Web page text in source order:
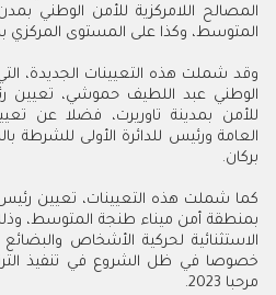
المصالح اللامركزية للأمن الوطني
المتوسط، وكذا على المستوى المركزي
وقد شملت هذه التعيينات الجديدة،
الوطني عبد اللطيف حموشي، تعيين
للأمن بمدينة تاوريرت، فضلا عن
العامة ورئيس للدائرة الأولى للشرطة
بركان.
كما شملت هذه التعيينات، تعيين
بمنطقة أمن ميناء طنجة المتوسط،
الاستثنائية لحركية الأشخاص
خصوصا في ظل الشروع في تنفيذ
مرحبا 2023.